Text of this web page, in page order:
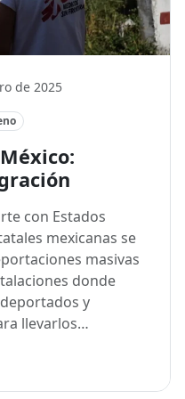
de 2025
con Estados
mexicanas se
masivas
donde
y
llevarlos…